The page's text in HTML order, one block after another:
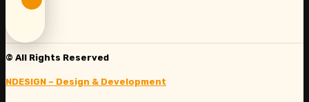
© All Rights Reserved
NDESIGN – Design & Development